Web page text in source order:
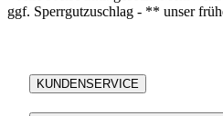
ggf. Sperrgutzuschlag - ** unser
KUNDENSERVICE